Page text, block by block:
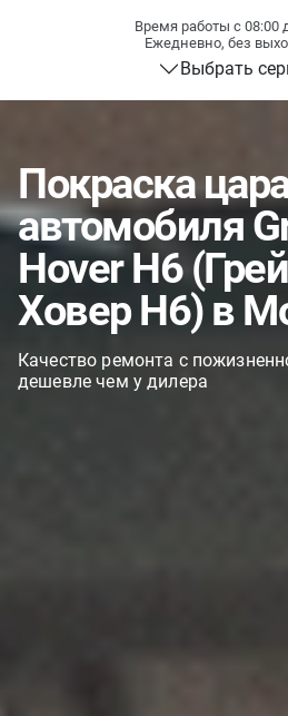
Время работы с 08:00
Ежедневно, без
Выбрать
Покраска
автомобиля
Hover H6
Ховер H6) в
Качество ремонта с
дешевле чем у дилера